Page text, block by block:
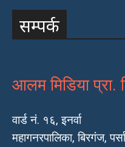
सम्पर्क
आलम मिडिया प्रा.
वार्ड नं. १६, इनर्वा
महागनरपालिका, बिरगंज, पर्सा